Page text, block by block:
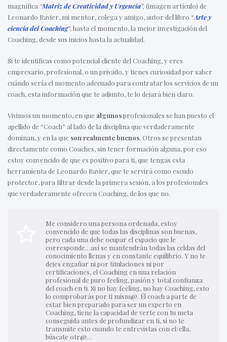
magnífica “Matriz de Creatividad y Urgencia”, (imagen artículo) de
Leonardo Ravier, mi mentor, colega y amigo, autor del libro “Arte y
ciencia del Coaching”, hasta el momento, la mejor investigación del
Coaching, desde sus inicios hasta la actualidad.
Si te identificas como potencial cliente del Coaching, y eres
empresario, profesional, o un privado, y tienes curiosidad por saber
cuándo sería el momento adecuado para contratar los servicios de un
coach, esta información que te adjunto, te lo dejará bien claro.
Vivimos un momento, en que algunosprofesionales se han puesto el
apellido de “Coach” al lado de la disciplina que verdaderamente
dominan, y en la que son realmente buenos. Otros se presentan
directamente como Coaches, sin tener formación alguna, por eso
estoy convencido de que es positivo para ti, que tengas esta
herramienta de Leonardo Ravier, que te servirá como escudo
protector, para filtrar desde la primera sesión, a los profesionales
que verdaderamente ofrecen Coaching, de los que no.
Me considero una persona ordenada, estoy
convencido de que todas las disciplinas son buenas,
pero cada una debe ocupar el espacio que le
corresponde…así se mantendrán todas las celdas del
conocimiento llenas y en constante equilibrio. Y no te
dejes engañar ni por titulaciones ni por
certificaciones, el Coaching en una relación
profesional de puro feeling, pasión y total confianza
del coach en ti. Si no hay feeling, no hay Coaching, esto
lo comprobarás por ti mism@. Él coach a parte de
estar bien preparado para ser un experto en
Coaching, tiene la capacidad de verte con tu meta
conseguida antes de profundizar en ti, si no te
transmite esto cuando te entrevistas con el/ella,
búscate otr@…